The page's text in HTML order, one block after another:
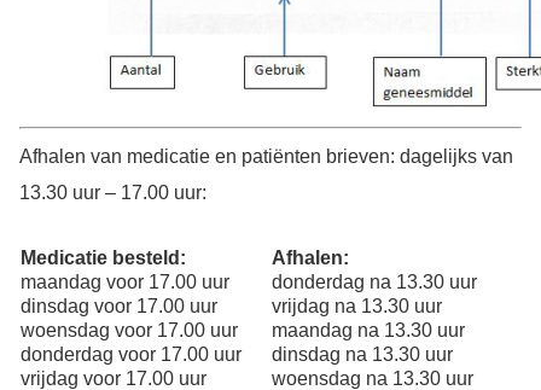
Afhalen van medicatie en patiënten brieven: dagelijks van
13.30 uur – 17.00 uur:
Medicatie besteld:
Afhalen:
maandag voor 17.00 uur
donderdag na 13.30 uur
dinsdag voor 17.00 uur
vrijdag na 13.30 uur
woensdag voor 17.00 uur
maandag na 13.30 uur
donderdag voor 17.00 uur
dinsdag na 13.30 uur
vrijdag voor 17.00 uur
woensdag na 13.30 uur